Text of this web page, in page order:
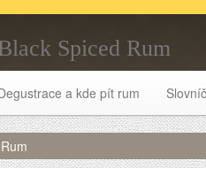
Spiced Rum
a kde pít rum